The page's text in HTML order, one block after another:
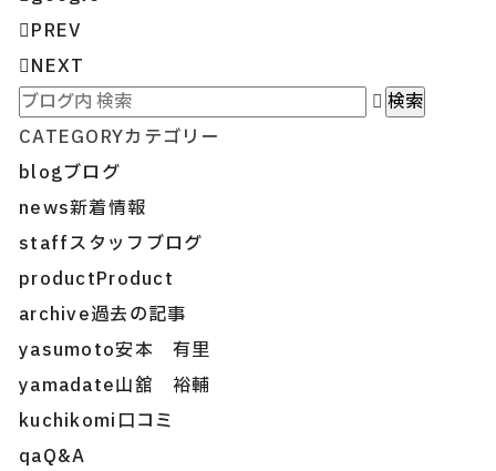
PREV
NEXT
CATEGORYカテゴリー
blogブログ
news新着情報
staffスタッフブログ
productProduct
archive過去の記事
yasumoto安本 有里
yamadate山舘 裕輔
kuchikomi 口コミ
qaQ&A